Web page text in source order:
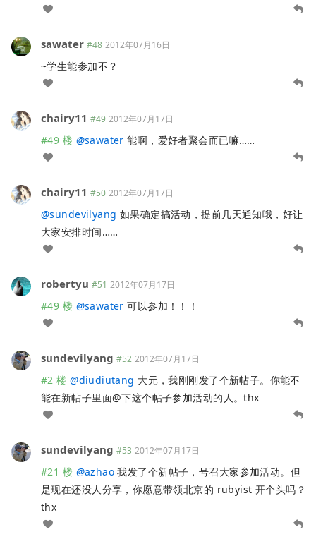
sawater #48 2012年07月16日
~学生能参加不？
chairy11 #49 2012年07月17日
#49 楼 @sawater 能啊，爱好者聚会而已嘛……
chairy11 #50 2012年07月17日
@sundevilyang 如果确定搞活动，提前几天通知哦，好让
大家安排时间……
robertyu #51 2012年07月17日
#49 楼 @sawater 可以参加！！！
sundevilyang #52 2012年07月17日
#2 楼 @diudiutang 大元，我刚刚发了个新帖子。你能不
能在新帖子里面@下这个帖子参加活动的人。thx
sundevilyang #53 2012年07月17日
#21 楼 @azhao 我发了个新帖子，号召大家参加活动。但
是现在还没人分享，你愿意带领北京的 rubyist 开个头吗？
thx